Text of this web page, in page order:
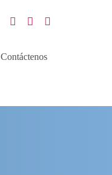
Contáctenos